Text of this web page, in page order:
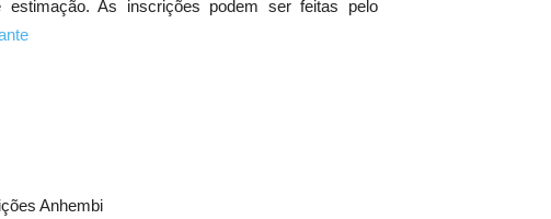
As inscrições podem ser feitas pelo
Anhembi